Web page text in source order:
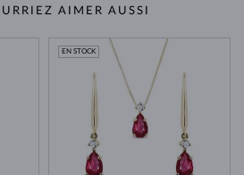
AIMER AUSSI
EN STOCK